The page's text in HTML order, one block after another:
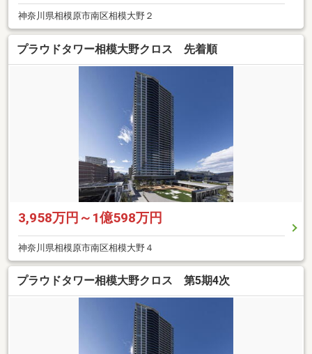
神奈川県相模原市南区相模大野２
プラウドタワー相模大野クロス 先着順
3,958万円～1億598万円
神奈川県相模原市南区相模大野４
プラウドタワー相模大野クロス 第5期4次